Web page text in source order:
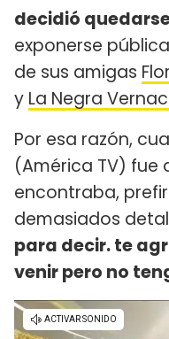
decidió
exponerse
de sus amigas
y La Negra
Por esa razón,
(América TV) fue
encontraba,
demasiados
para decir. te
venir pero no